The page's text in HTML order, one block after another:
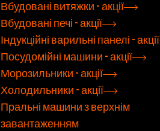
Вбудовані витяжки - акції
Вбудовані печі - акції
Індукційні варильні панелі - акції
Посудомійні машини - акції
Морозильники - акції
Холодильники - акції
Пральні машини з верхнім
завантаженням